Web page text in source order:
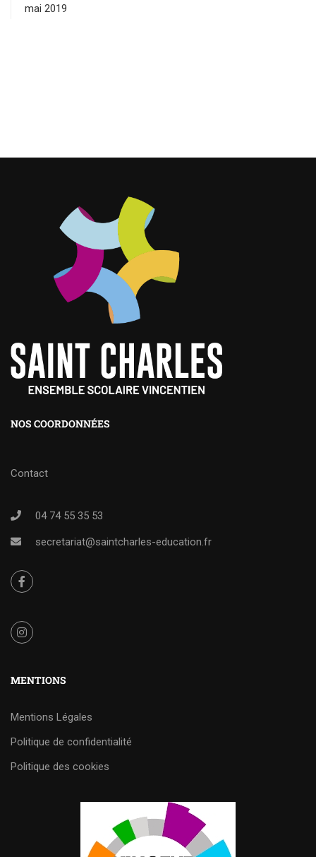
mai 2019
NOS COORDONNÉES
Contact
04 74 55 35 53
secretariat@saintcharles-education.fr
MENTIONS
Mentions Légales
Politique de confidentialité
Politique des cookies